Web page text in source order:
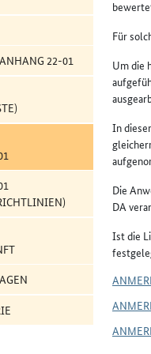
22-01
Für
Um die
In
Die
DA
Ist die